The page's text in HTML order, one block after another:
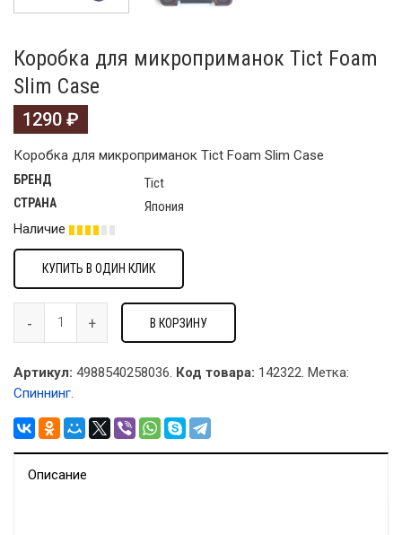
Коробка для микроприманок Tict Foam
Slim Case
1290 ₽
Коробка для микроприманок Tict Foam Slim Case
БРЕНД Tict
СТРАНА
Япония
Наличие
КУПИТЬ В ОДИН КЛИК
В КОРЗИНУ
Артикул: 4988540258036. Код товара: 142322. Метка:
Спиннинг.
Описание